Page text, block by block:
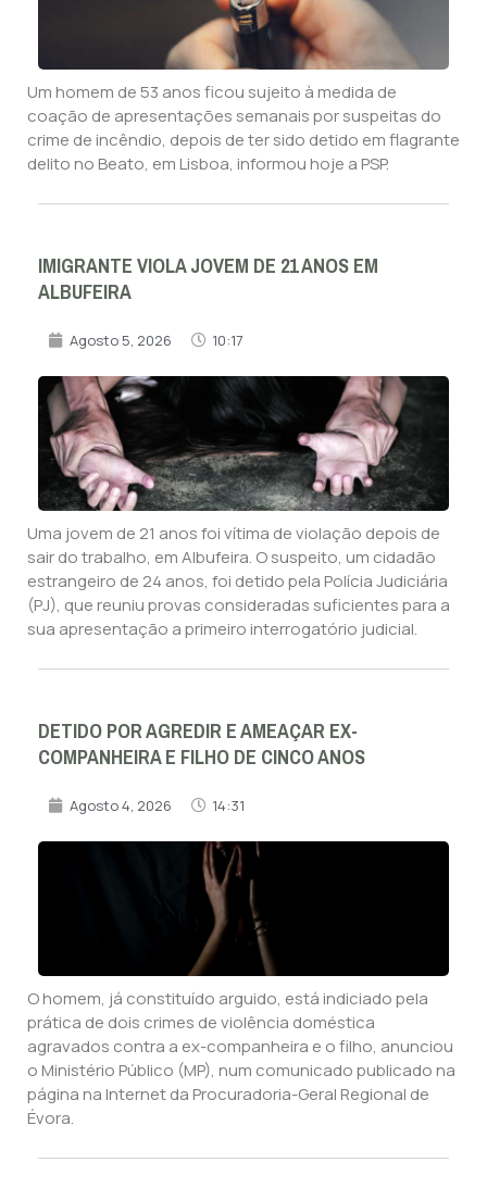
Um homem de 53 anos ficou sujeito à medida de
coação de apresentações semanais por suspeitas do
crime de incêndio, depois de ter sido detido em flagrante
delito no Beato, em Lisboa, informou hoje a PSP.
IMIGRANTE VIOLA JOVEM DE 21 ANOS EM
ALBUFEIRA
Agosto 5, 2026 10:17
Uma jovem de 21 anos foi vítima de violação depois de
sair do trabalho, em Albufeira. O suspeito, um cidadão
estrangeiro de 24 anos, foi detido pela Polícia Judiciária
(PJ), que reuniu provas consideradas suficientes para a
sua apresentação a primeiro interrogatório judicial.
DETIDO POR AGREDIR E AMEAÇAR EX-
COMPANHEIRA E FILHO DE CINCO ANOS
Agosto 4, 2026 14:31
O homem, já constituído arguido, está indiciado pela
prática de dois crimes de violência doméstica
agravados contra a ex-companheira e o filho, anunciou
o Ministério Público (MP), num comunicado publicado na
página na Internet da Procuradoria-Geral Regional de
Évora.